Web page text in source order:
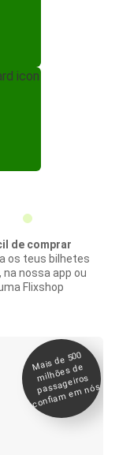
de comprar
os teus bilhetes
na nossa app ou
Flixshop
Mais de 500
milhões de
passageiros
confia
m e
m nós